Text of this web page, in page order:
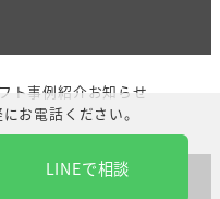
ト事例紹介お知らせ
Reserved.
お電話ください。
LINEで相談